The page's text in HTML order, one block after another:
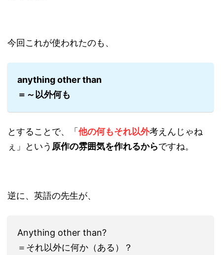
今回これが使われたのも、
anything other than
＝～以外何も
とすることで、「 他の何もそれ以外考えんじゃね
ぇ」という 原作の雰囲気を作れるからですね。
逆に、英語の先生が、
Anything other than?
＝それ以外に何か（ある）？